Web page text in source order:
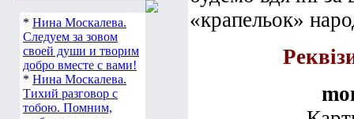
* Нина Москалева.
Следуем за зовом
своей души и творим
добро вместе с вами!
* Нина Москалева.
Тихий разговор с
тобою. Помним,
«крапельок»